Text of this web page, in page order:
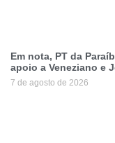
Em nota, PT da
apoio a Veneziano e
7 de agosto de 2026